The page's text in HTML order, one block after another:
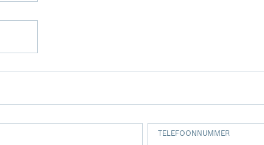
TELEFOONNUMMER